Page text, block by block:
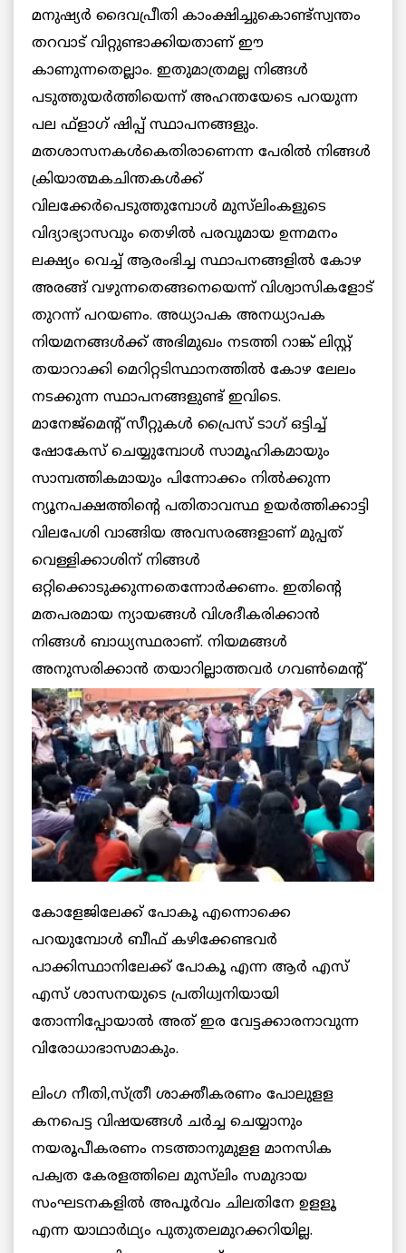
മനുഷ്യര്‍ ദൈവപ്രീതി കാംക്ഷിച്ചുകൊണ്ട്സ്വന്തം
തറവാട് വിറ്റുണ്ടാക്കിയതാണ് ഈ
കാണുന്നതെല്ലാം. ഇതുമാത്രമല്ല നിങ്ങള്‍
പടുത്തുയര്‍ത്തിയെന്ന് അഹന്തയേടെ പറയുന്ന
പല ഫ്‌ളാഗ് ഷിപ്പ് സ്ഥാപനങ്ങളും.
മതശാസനകള്‍കെതിരാണെന്ന പേരില്‍ നിങ്ങള്‍
ക്രിയാത്മകചിന്തകള്‍ക്ക്
വിലക്കേര്‍പെടുത്തുമ്പോള്‍ മുസ്‌ലിംകളുടെ
വിദ്യാഭ്യാസവും തെഴില്‍ പരവുമായ ഉന്നമനം
ലക്ഷ്യം വെച്ച് ആരംഭിച്ച സ്ഥാപനങ്ങളില്‍ കോഴ
അരങ്ങ് വഴുന്നതെങ്ങനെയെന്ന് വിശ്വാസികളോട്
തുറന്ന് പറയണം. അധ്യാപക അനധ്യാപക
നിയമനങ്ങള്‍ക്ക് അഭിമുഖം നടത്തി റാങ്ക് ലിസ്റ്റ്
തയാറാക്കി മെറിറ്റടിസ്ഥാനത്തില്‍ കോഴ ലേലം
നടക്കുന്ന സ്ഥാപനങ്ങളുണ്ട് ഇവിടെ.
മാനേജ്‌മെന്റ് സീറ്റുകള്‍ പ്രൈസ് ടാഗ് ഒട്ടിച്ച്
ഷോകേസ് ചെയ്യുമ്പോള്‍ സാമൂഹികമായും
സാമ്പത്തികമായും പിന്നോക്കം നില്‍ക്കുന്ന
ന്യൂനപക്ഷത്തിന്റെ പതിതാവസ്ഥ ഉയര്‍ത്തിക്കാട്ടി
വിലപേശി വാങ്ങിയ അവസരങ്ങളാണ് മുപ്പത്
വെള്ളിക്കാശിന് നിങ്ങള്‍
ഒറ്റിക്കൊടുക്കുന്നതെന്നോര്‍ക്കണം. ഇതിന്റെ
മതപരമായ ന്യായങ്ങള്‍ വിശദീകരിക്കാന്‍
നിങ്ങള്‍ ബാധ്യസ്ഥരാണ്. നിയമങ്ങള്‍
അനുസരിക്കാന്‍ തയാറില്ലാത്തവര്‍ ഗവണ്‍മെന്റ്
കോളേജിലേക്ക് പോകൂ എന്നൊക്കെ
പറയുമ്പോള്‍ ബീഫ് കഴിക്കേണ്ടവര്‍
പാക്കിസ്ഥാനിലേക്ക് പോകൂ എന്ന ആര്‍ എസ്
എസ് ശാസനയുടെ പ്രതിധ്വനിയായി
തോന്നിപ്പോയാല്‍ അത് ഇര വേട്ടക്കാരനാവുന്ന
വിരോധാഭാസമാകും.
ലിംഗ നീതി,സ്ത്രീ ശാക്തീകരണം പോലുളള
കനപെട്ട വിഷയങ്ങള്‍ ചര്‍ച്ച ചെയ്യാനും
നയരൂപീകരണം നടത്താനുമുളള മാനസിക
പക്വത കേരളത്തിലെ മുസ്‌ലിം സമുദായ
സംഘടനകളില്‍ അപൂര്‍വം ചിലതിനേ ഉളളൂ
എന്ന യാഥാര്‍ഥ്യം പുതുതലമുറക്കറിയില്ല.